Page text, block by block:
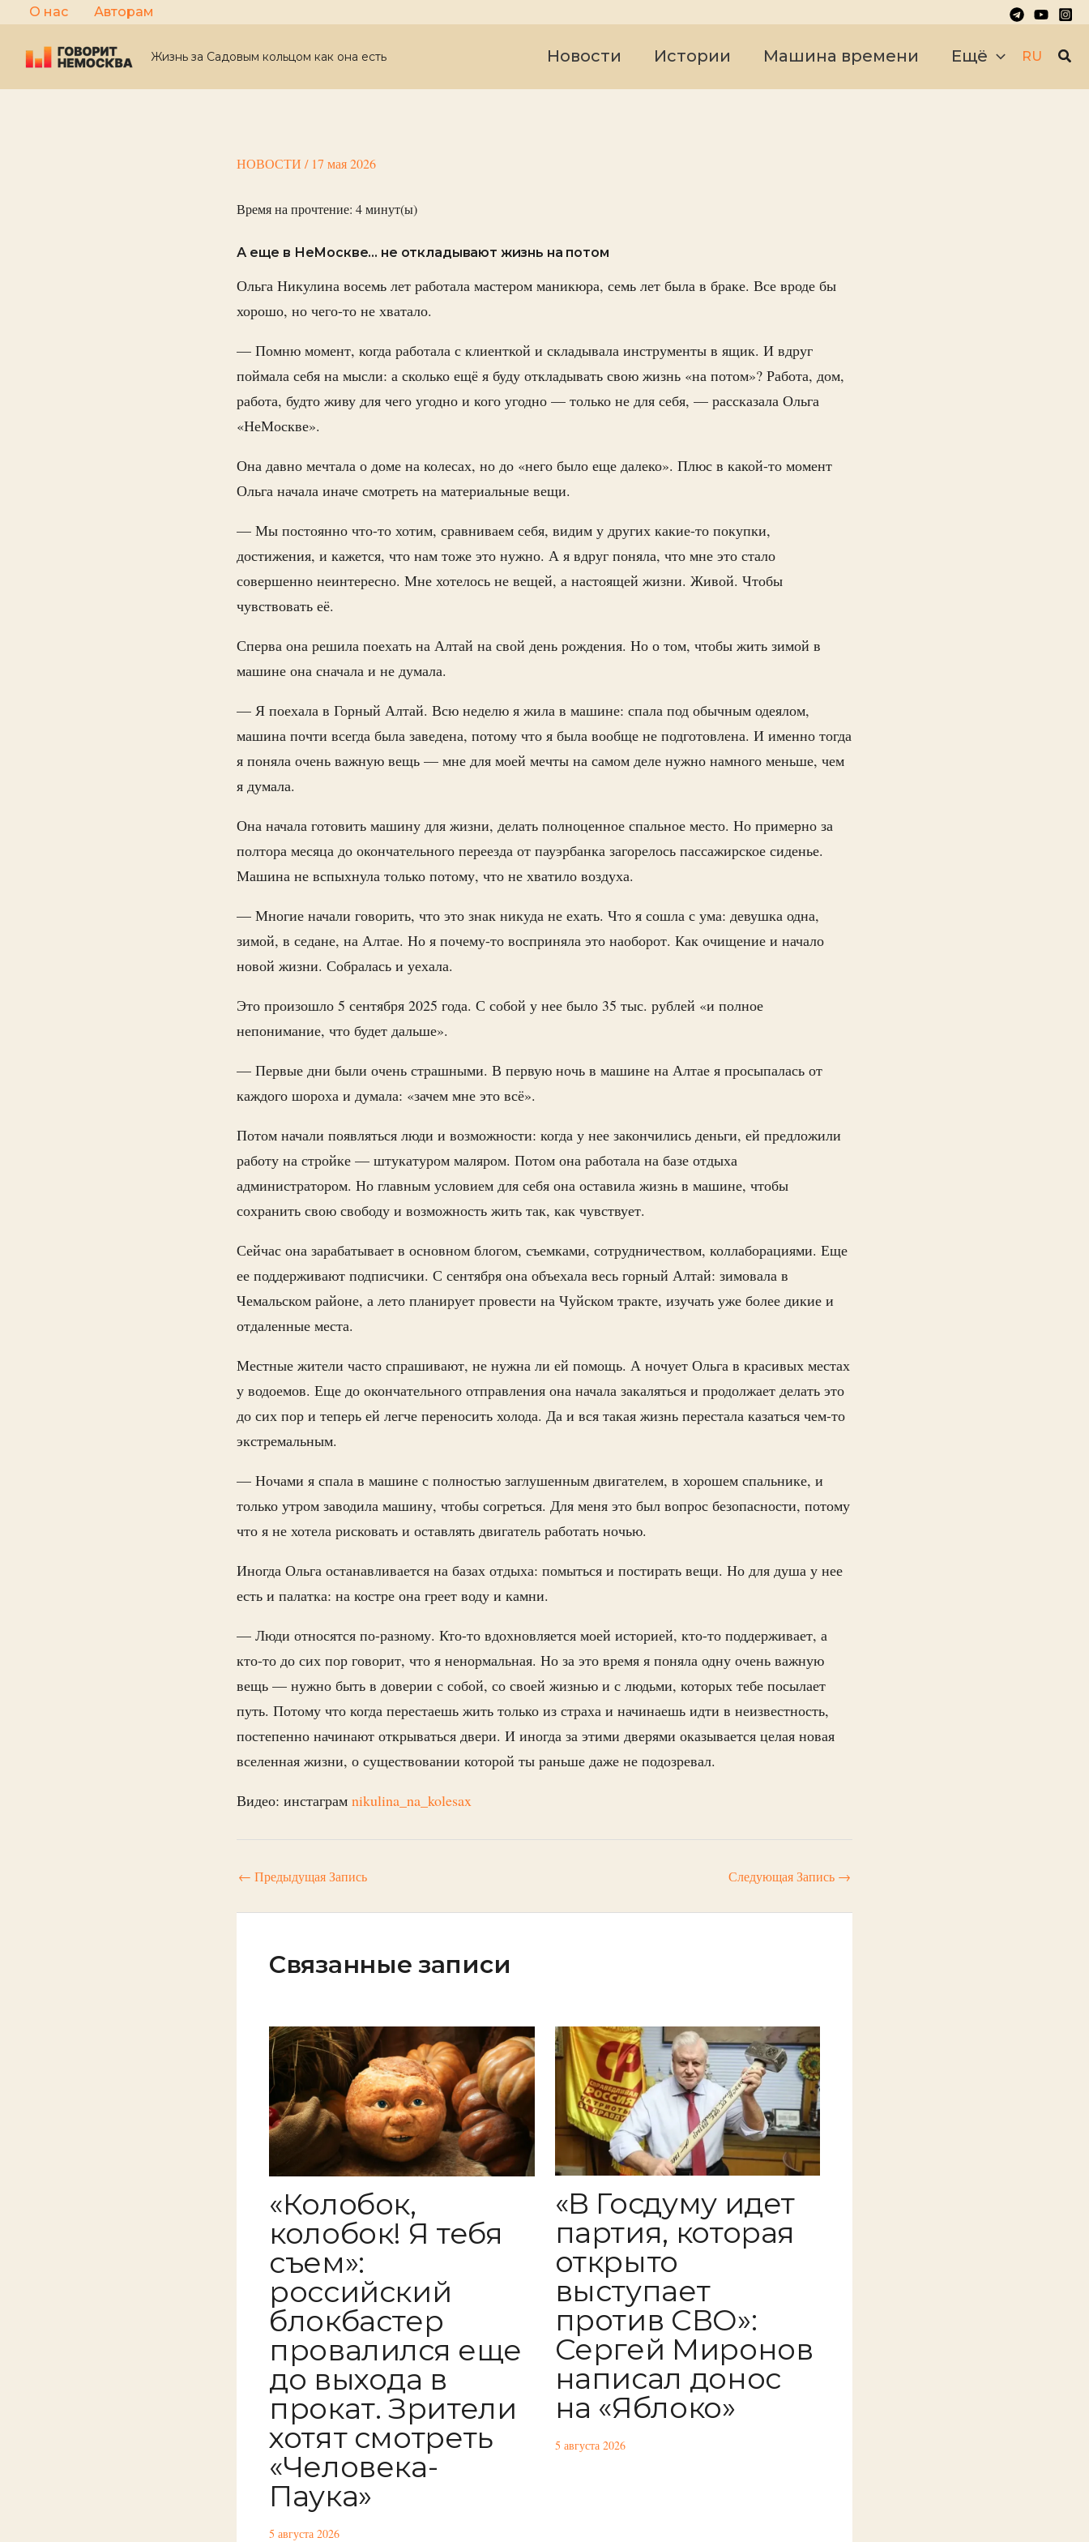
Перейти
к
содержимому
О нас Авторам
Жизнь за Садовым кольцом как она есть Новости Истории Машина времени Ещё RU
НОВОСТИ / 17 мая 2026
Время на прочтение: 4минут(ы)
А еще в НеМоскве… не откладывают жизнь на потом
Ольга Никулина восемь лет работала мастером маникюра, семь лет была в браке. Все вроде бы
хорошо, но чего-то не хватало.
— Помню момент, когда работала с клиенткой и складывала инструменты в ящик. И вдруг
поймала себя на мысли: а сколько ещё я буду откладывать свою жизнь «на потом»? Работа, дом,
работа, будто живу для чего угодно и кого угодно — только не для себя, — рассказала Ольга
«НеМоскве».
Она давно мечтала о доме на колесах, но до «него было еще далеко». Плюс в какой-то момент
Ольга начала иначе смотреть на материальные вещи.
— Мы постоянно что-то хотим, сравниваем себя, видим у других какие-то покупки,
достижения, и кажется, что нам тоже это нужно. А я вдруг поняла, что мне это стало
совершенно неинтересно. Мне хотелось не вещей, а настоящей жизни. Живой. Чтобы
чувствовать её.
Сперва она решила поехать на Алтай на свой день рождения. Но о том, чтобы жить зимой в
машине она сначала и не думала.
— Я поехала в Горный Алтай. Всю неделю я жила в машине: спала под обычным одеялом,
машина почти всегда была заведена, потому что я была вообще не подготовлена. И именно тогда
я поняла очень важную вещь — мне для моей мечты на самом деле нужно намного меньше, чем
я думала.
Она начала готовить машину для жизни, делать полноценное спальное место. Но примерно за
полтора месяца до окончательного переезда от пауэрбанка загорелось пассажирское сиденье.
Машина не вспыхнула только потому, что не хватило воздуха.
— Многие начали говорить, что это знак никуда не ехать. Что я сошла с ума: девушка одна,
зимой, в седане, на Алтае. Но я почему-то восприняла это наоборот. Как очищение и начало
новой жизни. Собралась и уехала.
Это произошло 5 сентября 2025 года. С собой у нее было 35 тыс. рублей «и полное
непонимание, что будет дальше».
— Первые дни были очень страшными. В первую ночь в машине на Алтае я просыпалась от
каждого шороха и думала: «зачем мне это всё».
Потом начали появляться люди и возможности: когда у нее закончились деньги, ей предложили
работу на стройке — штукатуром маляром. Потом она работала на базе отдыха
администратором. Но главным условием для себя она оставила жизнь в машине, чтобы
сохранить свою свободу и возможность жить так, как чувствует.
Сейчас она зарабатывает в основном блогом, съемками, сотрудничеством, коллаборациями. Еще
ее поддерживают подписчики. С сентября она объехала весь горный Алтай: зимовала в
Чемальском районе, а лето планирует провести на Чуйском тракте, изучать уже более дикие и
отдаленные места.
Местные жители часто спрашивают, не нужна ли ей помощь. А ночует Ольга в красивых местах
у водоемов. Еще до окончательного отправления она начала закаляться и продолжает делать это
до сих пор и теперь ей легче переносить холода. Да и вся такая жизнь перестала казаться чем-то
экстремальным.
— Ночами я спала в машине с полностью заглушенным двигателем, в хорошем спальнике, и
только утром заводила машину, чтобы согреться. Для меня это был вопрос безопасности, потому
что я не хотела рисковать и оставлять двигатель работать ночью.
Иногда Ольга останавливается на базах отдыха: помыться и постирать вещи. Но для душа у нее
есть и палатка: на костре она греет воду и камни.
— Люди относятся по-разному. Кто-то вдохновляется моей историей, кто-то поддерживает, а
кто-то до сих пор говорит, что я ненормальная. Но за это время я поняла одну очень важную
вещь — нужно быть в доверии с собой, со своей жизнью и с людьми, которых тебе посылает
путь. Потому что когда перестаешь жить только из страха и начинаешь идти в неизвестность,
постепенно начинают открываться двери. И иногда за этими дверями оказывается целая новая
вселенная жизни, о существовании которой ты раньше даже не подозревал.
Видео: инстаграм nikulina_na_kolesax
← Предыдущая Запись Следующая Запись →
Связанные записи
«Колобок,
колобок! Я тебя
съем»:
российский
блокбастер
провалился еще
до выхода в
прокат. Зрители
хотят смотреть
«Человека-
Паука»
5 августа 2026
«В Госдуму идет
партия, которая
открыто
выступает
против СВО»:
Сергей Миронов
написал донос
на «Яблоко»
5 августа 2026